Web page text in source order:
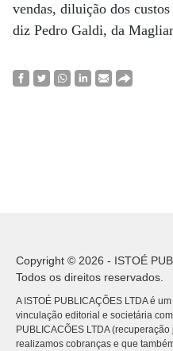
vendas, diluição dos
diz Pedro Galdi, da
Copyright © 2026 - ISTOÉ
Todos os direitos reservados.
A ISTOÉ PUBLICAÇÕES LTDA é
vinculação editorial e societária
PUBLICACÕES LTDA
realizamos cobranças e que